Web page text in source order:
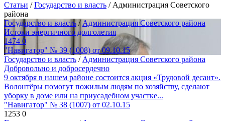
Статьи /Государство и власть / Администрация Советского
района
Государство и власть / Администрация Советского района
Истоки энергичного долголетия
1474 0
"Навигатор" № 39 (1008) от 09.10.15
Государство и власть / Администрация Советского района
Добровольно и добросердечно
9 октября в нашем районе состоится акция «Трудовой десант».
Волонтёры помогут пожилым людям по хозяйству, сделают
уборку в доме или на приусадебном участке...
"Навигатор" № 38 (1007) от 02.10.15
1253 0